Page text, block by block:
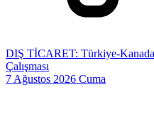
DIŞ TİCARET: Türkiye-Kanada
Çalışması
7 Ağustos 2026 Cuma